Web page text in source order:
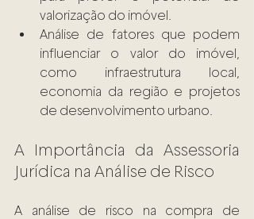
valorização do imóvel.
Análise de fatores que podem
influenciar o valor do imóvel,
como infraestrutura local,
economia da região e projetos
de desenvolvimento urbano.
A Importância da Assessoria
Jurídica na Análise de Risco
A análise de risco na compra de